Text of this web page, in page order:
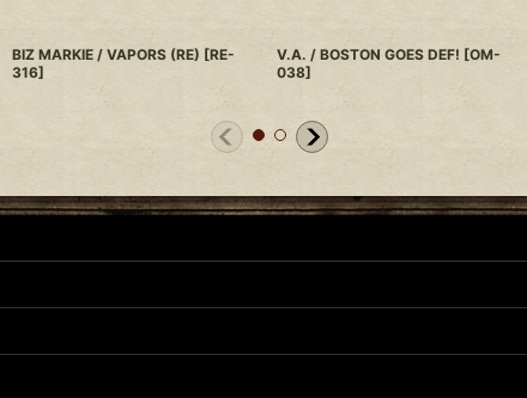
BIZ MARKIE / VAPORS (RE) [RE-
316]
V.A. / BOSTON GOES DEF! [OM-
038]